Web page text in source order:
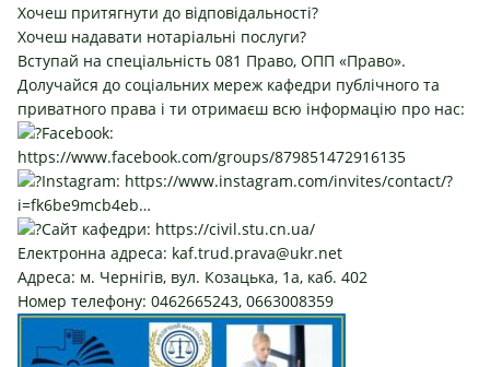
Хочеш притягнути до відповідальності?
Хочеш надавати нотаріальні послуги?
Вступай на спеціальність 081 Право, ОПП «Право».
Долучайся до соціальних мереж кафедри публічного та
приватного права і ти отримаєш всю інформацію про нас:
Facebook:
https://www.facebook.com/groups/879851472916135
Instagram: https://www.instagram.com/invites/contact/?
i=fk6be9mcb4eb…
Сайт кафедри: https://civil.stu.cn.ua/
Електронна адреса: kaf.trud.prava@ukr.net
Адреса: м. Чернігів, вул. Козацька, 1а, каб. 402
Номер телефону: 0462665243, 0663008359